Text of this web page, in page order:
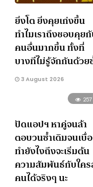
ยิ่งโต ยิ่งคุยเก่งขึ้น
ทำไมเราถึงชอบคุย
คนอื่นมากขึ้น ทั้งที่
บางทีไม่รู้จักกันด้วย
3 August 2026
257
ปัดแอปฯ หาคู่จนล้า
ตอบวนซ้ำเดิมจนเบื่อ
ทำยังไงถึงจะเริ่มต้น
ความสัมพันธ์กับใค
คนได้จริงๆ นะ